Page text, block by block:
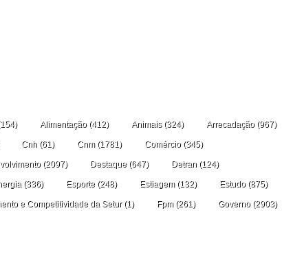
Alimentação(412) Animais(324) Arrecadação(967)
Cnh (61) Cnm(1781) Comércio(345)
(2097) Destaque (647) Detran (124)
(336) Esporte (248) Estiagem(132) Estudo(875)
e Competitividade da Setur(1) Fpm(261) Governo(2903)